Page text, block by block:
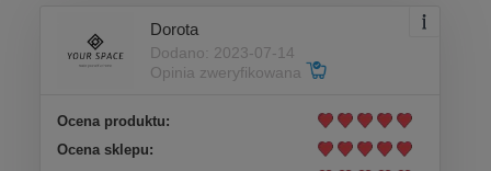
Dorota
Dodano: 2023-07-14
Opinia zweryfikowana
Ocena produktu:
Ocena sklepu: